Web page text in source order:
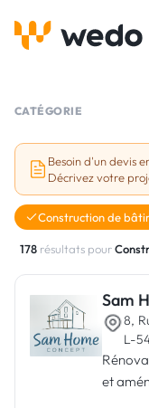
Réalisations
Aides et
Vous êtes un
Connexion
CATÉGORIE
Besoin d'un devis
Décrivez votre
Construction de
178 résultats pour
Sam
8,
L-
et